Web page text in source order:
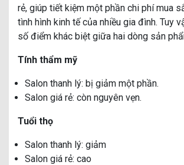
rẻ, giúp tiết kiệm một phần chi phí mua
tình hình kinh tế của nhiều gia đình. Tuy
số điểm khác biệt giữa hai dòng sản
Tính thẩm mỹ
Salon thanh lý: bị giảm một phần.
Salon giá rẻ: còn nguyên vẹn.
Tuổi thọ
Salon thanh lý: giảm
Salon giá rẻ: cao